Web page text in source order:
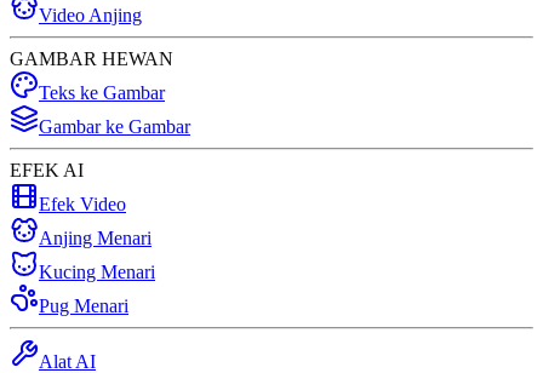
Video Anjing
GAMBAR HEWAN
Teks ke Gambar
Gambar ke Gambar
EFEK AI
Efek Video
Anjing Menari
Kucing Menari
Pug Menari
Alat AI